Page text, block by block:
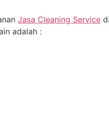
Jasa Cleaning Service
adalah :